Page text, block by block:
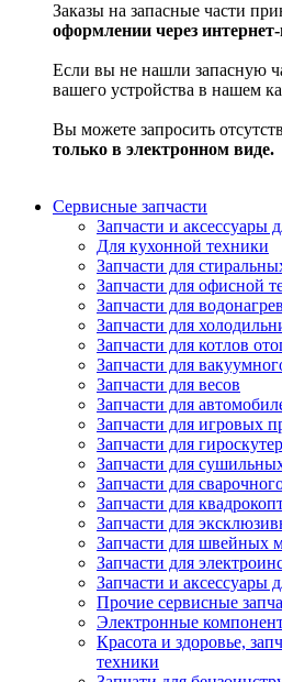
Заказы на запасные части
оформлении через
Если вы не нашли запасную
вашего устройства в нашем
Вы можете запросить
только в электронном виде.
Сервисные запчасти
Запчасти и аксессуары
Для кухонной техники
Запчасти для
Запчасти для офисной
Запчасти для
Запчасти для
Запчасти для котлов
Запчасти для
Запчасти для весов
Запчасти для
Запчасти для игровых
Запчасти для
Запчасти для
Запчасти для
Запчасти для
Запчасти для
Запчасти для швейных
Запчасти для
Запчасти и аксессуары
Прочие сервисные
Электронные
Красота и здоровье,
техники